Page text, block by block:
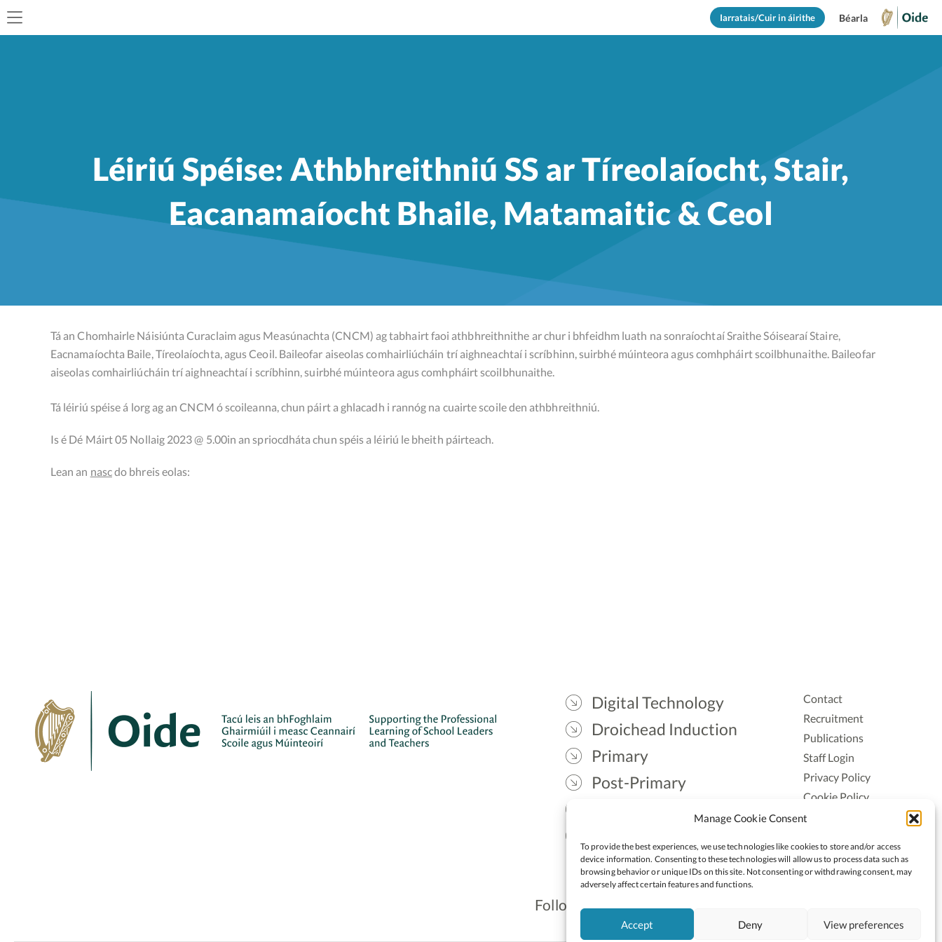
Manage Cookie Consent
To provide the best experiences, we use technologies like cookies to store and/or access
device information. Consenting to these technologies will allow us to process data such as
browsing behavior or unique IDs on this site. Not consenting or withdrawing consent, may
adversely affect certain features and functions.
Accept Deny View preferences
Iarratais/Cuir in áirithe Béarla
Léiriú Spéise: Athbhreithniú SS ar Tíreolaíocht, Stair,
Eacanamaíocht Bhaile, Matamaitic & Ceol
Tá an Chomhairle Náisiúnta Curaclaim agus Measúnachta (CNCM) ag tabhairt faoi athbhreithnithe ar chur i bhfeidhm luath na sonraíochtaí Sraithe Sóisearaí Staire,
Eacnamaíochta Baile, Tíreolaíochta, agus Ceoil. Baileofar aiseolas comhairliúcháin trí aighneachtaí i scríbhinn, suirbhé múinteora agus comhpháirt scoilbhunaithe. Baileofar
aiseolas comhairliúcháin trí aighneachtaí i scríbhinn, suirbhé múinteora agus comhpháirt scoilbhunaithe.
Tá léiriú spéise á lorg ag an CNCM ó scoileanna, chun páirt a ghlacadh i rannóg na cuairte scoile den athbhreithniú.
Is é Dé Máirt 05 Nollaig 2023 @ 5.00in an spriocdháta chun spéis a léiriú le bheith páirteach.
Lean an nascdo bhreis eolas:
Digital Technology
Droichead Induction
Primary
Post-Primary
Follow:
Contact
Recruitment
Publications
Staff Login
Privacy Policy
Cookie Policy
Accessiblity